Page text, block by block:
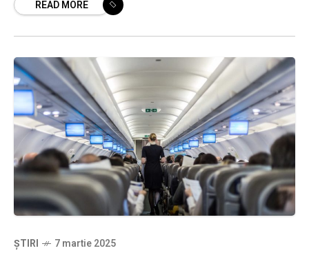
aeronavei se aflau, potrivit unor surse
READ MORE
ȘTIRI 7 martie 2025